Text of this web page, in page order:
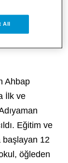
Ahbap
İlk ve
Eğitim ve
başlayan 12
öğleden
All